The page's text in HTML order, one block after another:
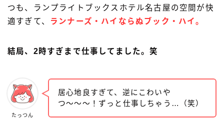
つも、ランプライトブックスホテル名古屋の空間が快
適すぎて、
ランナーズ・ハイならぬブック・ハイ。
結局、2時すぎまで仕事してました。笑
たっつん
居心地良すぎて、逆にこわいや
つ〜〜〜！ずっと仕事しちゃう…（笑）